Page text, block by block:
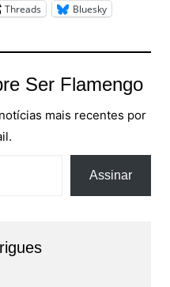
Threads Bluesky
Ser Flamengo
mais recentes por
Assinar